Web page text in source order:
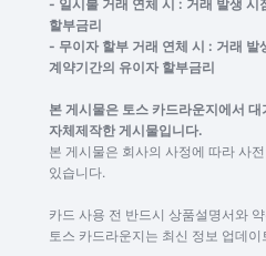
- 일시불 거래 연체 시 : 거래 발생
할부금리
- 무이자 할부 거래 연체 시 : 거래 발
계약기간의 유이자 할부금리
본 게시물은 토스 카드라운지에서
자체제작한 게시물입니다.
본 게시물은 회사의 사정에 따라 사
있습니다.
카드 사용 전 반드시 상품설명서와
토스 카드라운지는 최신 정보 업데